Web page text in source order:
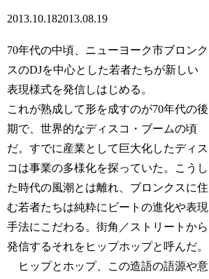
2013.10.182013.08.19
70年代の中頃、ニューヨーク市ブロンク
スのDJを中心とした若者たちが新しい
表現様式を発信しはじめる。
これが熟成して形を成すのが70年代の後
期で、世界的なディスコ・ブームの頃
だ。すでに産業として巨大化したディス
コは事業の多様化を探っていた。こうし
た時代の風潮とは離れ、ブロンクスに住
む若者たちは純粋にビートの進化や表現
手法にこだわる。街角／ストリートから
発信するそれをヒップホップと呼んだ。
ヒップとホップ、この造語の語源や意